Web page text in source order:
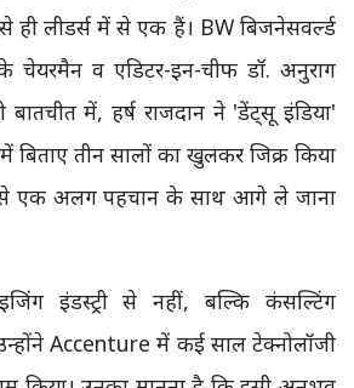
ही लीडर्स में से एक हैं। BW बिजनेसवर्ल्ड
चेयरमैन व एडिटर-इन-चीफ डॉ. अनुराग
में, हर्ष राजदान ने 'डेंट्सू इंडिया'
बिताए तीन सालों का खुलकर जिक्र किया
एक अलग पहचान के साथ आगे ले जाना
इंडस्ट्री से नहीं, बल्कि कंसल्टिंग
Accenture में कई साल टेक्नोलॉजी